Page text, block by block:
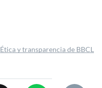
Ética y transparencia de BBCL